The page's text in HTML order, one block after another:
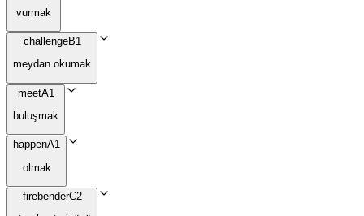
vurmak
challengeB1
meydan okumak
meetA1
buluşmak
happenA1
olmak
firebenderC2